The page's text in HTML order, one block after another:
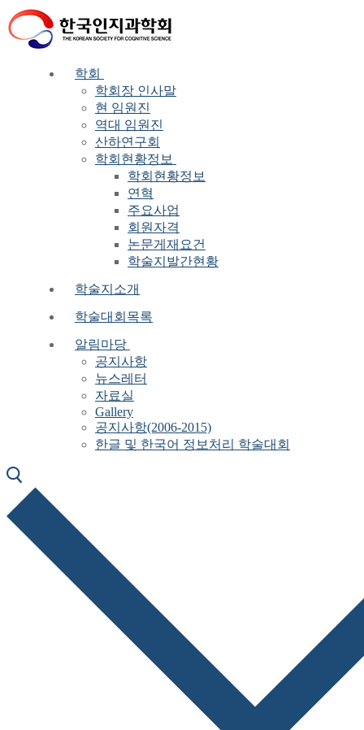
Skip
to
content
Menu
Close
학회
학회장 인사말
현 임원진
역대 임원진
산하연구회
학회현황정보
학회현황정보
연혁
주요사업
회원자격
논문게재요건
학술지발간현황
학술지소개
학술대회목록
알림마당
공지사항
뉴스레터
자료실
Gallery
공지사항(2006-2015)
한글 및 한국어 정보처리 학술대회